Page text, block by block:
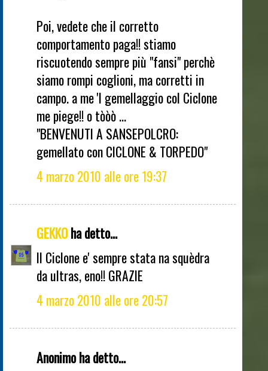
Poi, vedete che il corretto
comportamento paga!! stiamo
riscuotendo sempre più "fansi" perchè
siamo rompi coglioni, ma corretti in
campo. a me 'l gemellaggio col Ciclone
me piege!! o tòòò ...
"BENVENUTI A SANSEPOLCRO:
gemellato con CICLONE & TORPEDO"
4 marzo 2010 alle ore 19:37
GEKKOha detto...
Il Ciclone e' sempre stata na squèdra
da ultras, eno!! GRAZIE
4 marzo 2010 alle ore 20:57
Anonimo ha detto...